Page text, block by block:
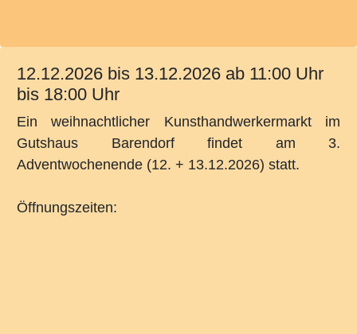
12.12.2026 bis 13.12.2026 ab 11:00 Uhr
bis 18:00 Uhr
Ein weihnachtlicher Kunsthandwerkermarkt im
Gutshaus Barendorf findet am 3.
Adventwochenende (12. + 13.12.2026) statt.
Öffnungszeiten: